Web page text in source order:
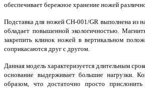
обеспечивает бережное хранение ножей
Подставка для ножей CH-001/GR выполнена из
обладает повышенной экологичностью.
закрепить клинок ножей в вертикальном
соприкасаются друг с другом.
Данная модель характеризуется длительным
основание выдерживает большие нагрузки.
образом, что достаточно просто